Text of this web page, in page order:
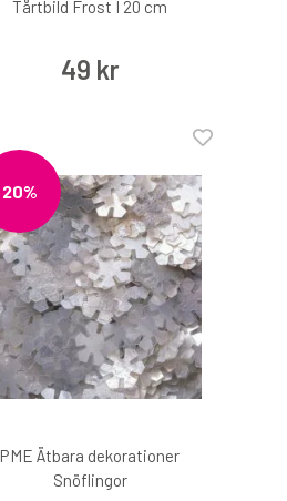
Tårtbild Frost I 20 cm
49 kr
20%
PME Ätbara dekorationer
Snöflingor